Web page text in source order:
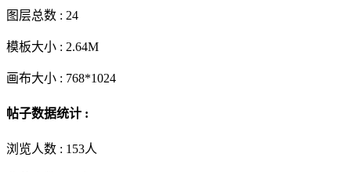
图层总数 : 24
模板大小 : 2.64M
画布大小 : 768*1024
帖子数据统计 :
浏览人数 : 153人